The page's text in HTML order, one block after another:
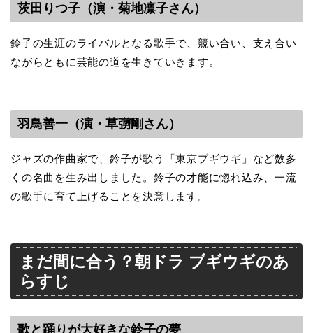
茨田りつ子（演・菊地凛子さん）
鈴子の生涯のライバルとなる歌手で、競い合い、支え合い
ながらともに芸能の道を生きていきます。
羽鳥善一（演・草彅剛さん）
ジャズの作曲家で、鈴子が歌う「東京ブギウギ」など数多
くの名曲を生み出しました。鈴子の才能に惚れ込み、一流
の歌手に育て上げることを決意します。
まだ間に合う？朝ドラ ブギウギのあ
らすじ
歌と踊りが大好きな鈴子の夢